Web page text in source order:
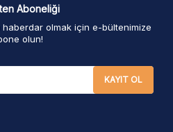
Aboneliği
olmak için e-bültenimize
olun!
KAYIT OL